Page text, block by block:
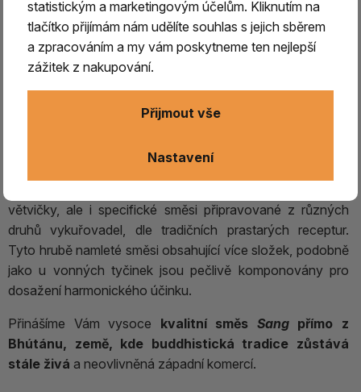
hluboce zakořeněnou tradici. Už staří šamani
bönpové používali různé druhy kuřidel, přičemž tato
praxe postupně pronikla i do buddhistických rituálů.
Hlavním účelem byloobětování božstvům, ochrana
nejen vlastní ale i karmy blízkých a všech cítících
větvičky, ale i specifické směsi připravované z různých
druhů vykuřovadel, dle tradičních prastarých receptur.
Tyto hrubě namleté ​​směsi obsahující více složek, podobně
jako u vonných tyčinek jsou pečlivě komponovány pro
dosažení harmonického účinku.
Přinášíme Vám vysoce kvalitní směs Sangpřímo z
Bhútánu, země, kde buddhistická tradice zůstává
stále živá a neovlivněná západní komercí.
statistickým a marketingovým účelům. Kliknutím na
tlačítko přijímám nám udělíte souhlas s jejich sběrem
a zpracováním a my vám poskytneme ten nejlepší
zážitek z nakupování.
Nastavení
Přijmout vše